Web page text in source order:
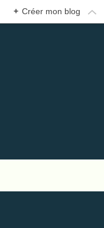
+ Créer mon blog